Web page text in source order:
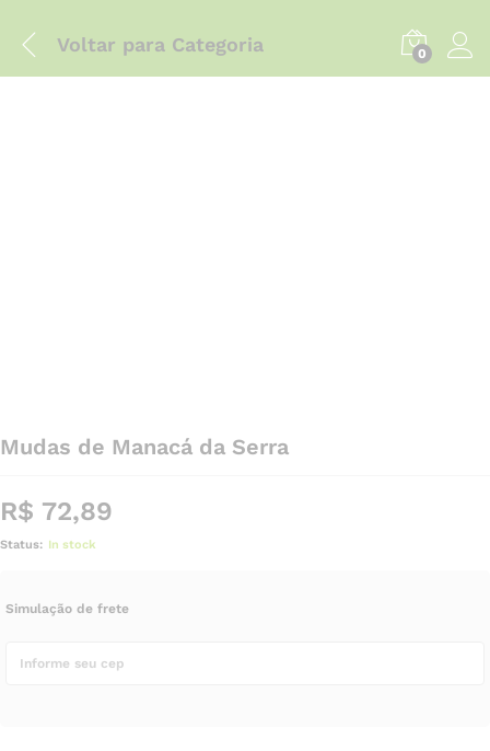
Voltar para Categoria 0
Mudas de Manacá da Serra
R$ 72,89
Status: In stock
Simulação de frete